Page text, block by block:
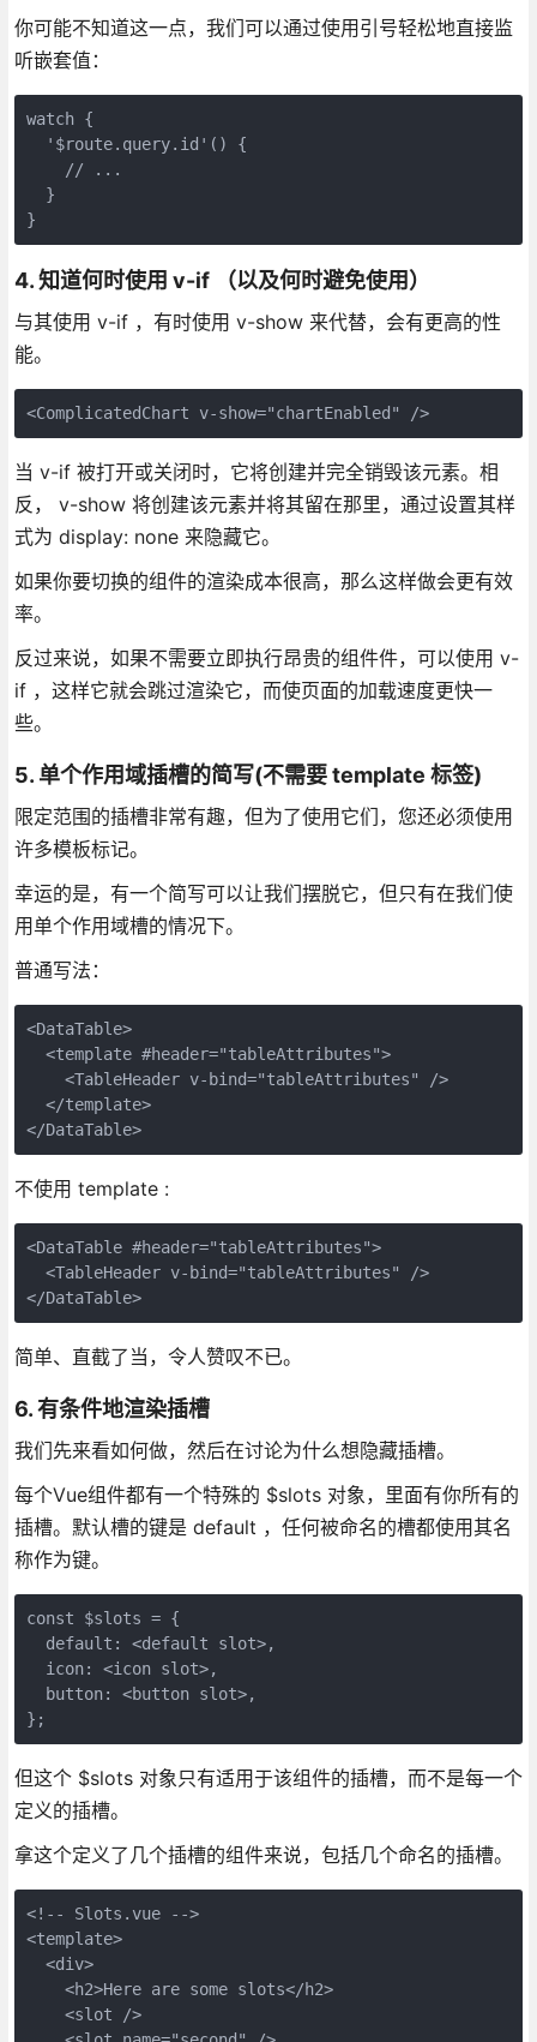
你可能不知道这一点，我们可以通过使用引号轻松地直接监
听嵌套值：
watch {
  '$route.query.id'() {
    // ...
  }
4. 知道何时使用 v-if （以及何时避免使用）
与其使用 v-if ，有时使用 v-show 来代替，会有更高的性
能。
<ComplicatedChart v-show="chartEnabled" />
当 v-if 被打开或关闭时，它将创建并完全销毁该元素。相
反， v-show 将创建该元素并将其留在那里，通过设置其样
式为 display: none 来隐藏它。
如果你要切换的组件的渲染成本很高，那么这样做会更有效
率。
反过来说，如果不需要立即执行昂贵的组件件，可以使用 v-
if ，这样它就会跳过渲染它，而使页面的加载速度更快一
些。
5. 单个作用域插槽的简写(不需要 template 标签)
限定范围的插槽非常有趣，但为了使用它们，您还必须使用
许多模板标记。
幸运的是，有一个简写可以让我们摆脱它，但只有在我们使
用单个作用域槽的情况下。
普通写法：
<DataTable>
  <template #header="tableAttributes">
    <TableHeader v-bind="tableAttributes" />
  </template>
</DataTable>
不使用 template :
<DataTable #header="tableAttributes">
  <TableHeader v-bind="tableAttributes" />
</DataTable>
简单、直截了当，令人赞叹不已。
6. 有条件地渲染插槽
我们先来看如何做，然后在讨论为什么想隐藏插槽。
每个Vue组件都有一个特殊的 $slots 对象，里面有你所有的
插槽。默认槽的键是 default ，任何被命名的槽都使用其名
称作为键。
const $slots = {
  default: <default slot>,
  icon: <icon slot>,
  button: <button slot>,
但这个 $slots 对象只有适用于该组件的插槽，而不是每一个
定义的插槽。
拿这个定义了几个插槽的组件来说，包括几个命名的插槽。
<!-- Slots.vue -->
<template>
  <div>
    <h2>Here are some slots</h2>
    <slot />